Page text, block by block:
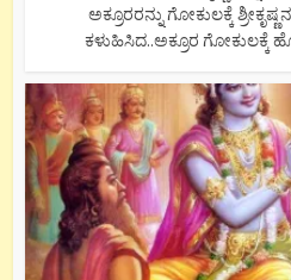
ಅಕ್ರೂರರನ್ನು ಗೋಕುಲಕ್ಕೆ
ಕಳುಹಿಸಿದ..ಅಕ್ರೂರ ಗೋಕುಲಕ್ಕೆ